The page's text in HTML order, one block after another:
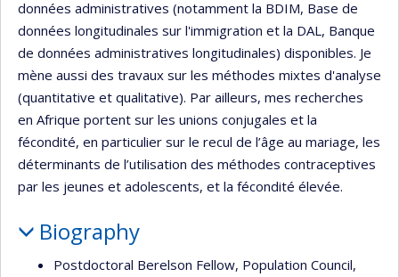
données administratives (notamment la BDIM, Base de
données longitudinales sur l'immigration et la DAL, Banque
de données administratives longitudinales) disponibles. Je
mène aussi des travaux sur les méthodes mixtes d'analyse
(quantitative et qualitative). Par ailleurs, mes recherches
en Afrique portent sur les unions conjugales et la
fécondité, en particulier sur le recul de l’âge au mariage, les
déterminants de l’utilisation des méthodes contraceptives
par les jeunes et adolescents, et la fécondité élevée.
Biography
Postdoctoral Berelson Fellow, Population Council,